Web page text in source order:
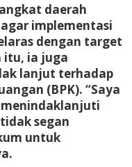
daerah
implementasi
dengan target
itu, ia juga
lanjut terhadap
(BPK). “Saya
menindaklanjuti
segan
untuk